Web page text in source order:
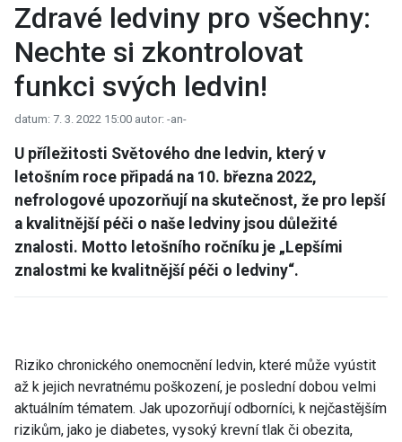
Zdravé ledviny pro všechny:
Nechte si zkontrolovat
funkci svých ledvin!
datum: 7. 3. 2022 15:00 autor: -an-
U příležitosti Světového dne ledvin, který v
letošním roce připadá na 10. března 2022,
nefrologové upozorňují na skutečnost, že pro lepší
a kvalitnější péči o naše ledviny jsou důležité
znalosti. Motto letošního ročníku je „Lepšími
znalostmi ke kvalitnější péči o ledviny“.
Riziko chronického onemocnění ledvin, které může vyústit
až k jejich nevratnému poškození, je poslední dobou velmi
aktuálním tématem. Jak upozorňují odborníci, k nejčastějším
rizikům, jako je diabetes, vysoký krevní tlak či obezita,